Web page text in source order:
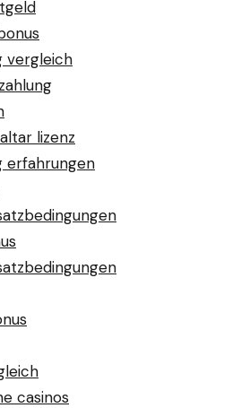
vergleich
lizenz
erfahrungen
casinos